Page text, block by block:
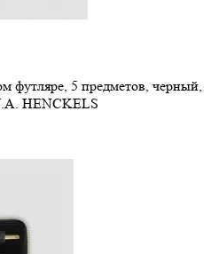
5 предметов, черный,
HENCKELS